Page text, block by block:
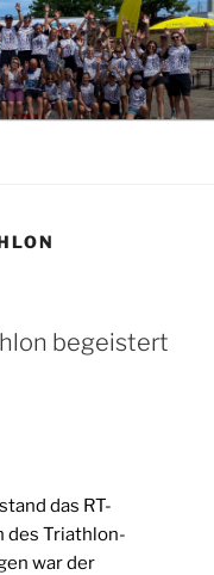
begeistert
das RT-
des Triathlon-
war der